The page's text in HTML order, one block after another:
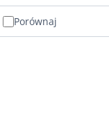
Porównaj